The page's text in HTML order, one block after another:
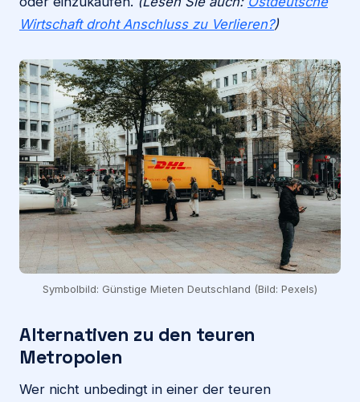
Wirtschaft droht Anschluss zu Verlieren?)
Symbolbild: Günstige Mieten Deutschland (Bild: Pexels)
Alternativen zu den teuren
Metropolen
Wer nicht unbedingt in einer der teuren